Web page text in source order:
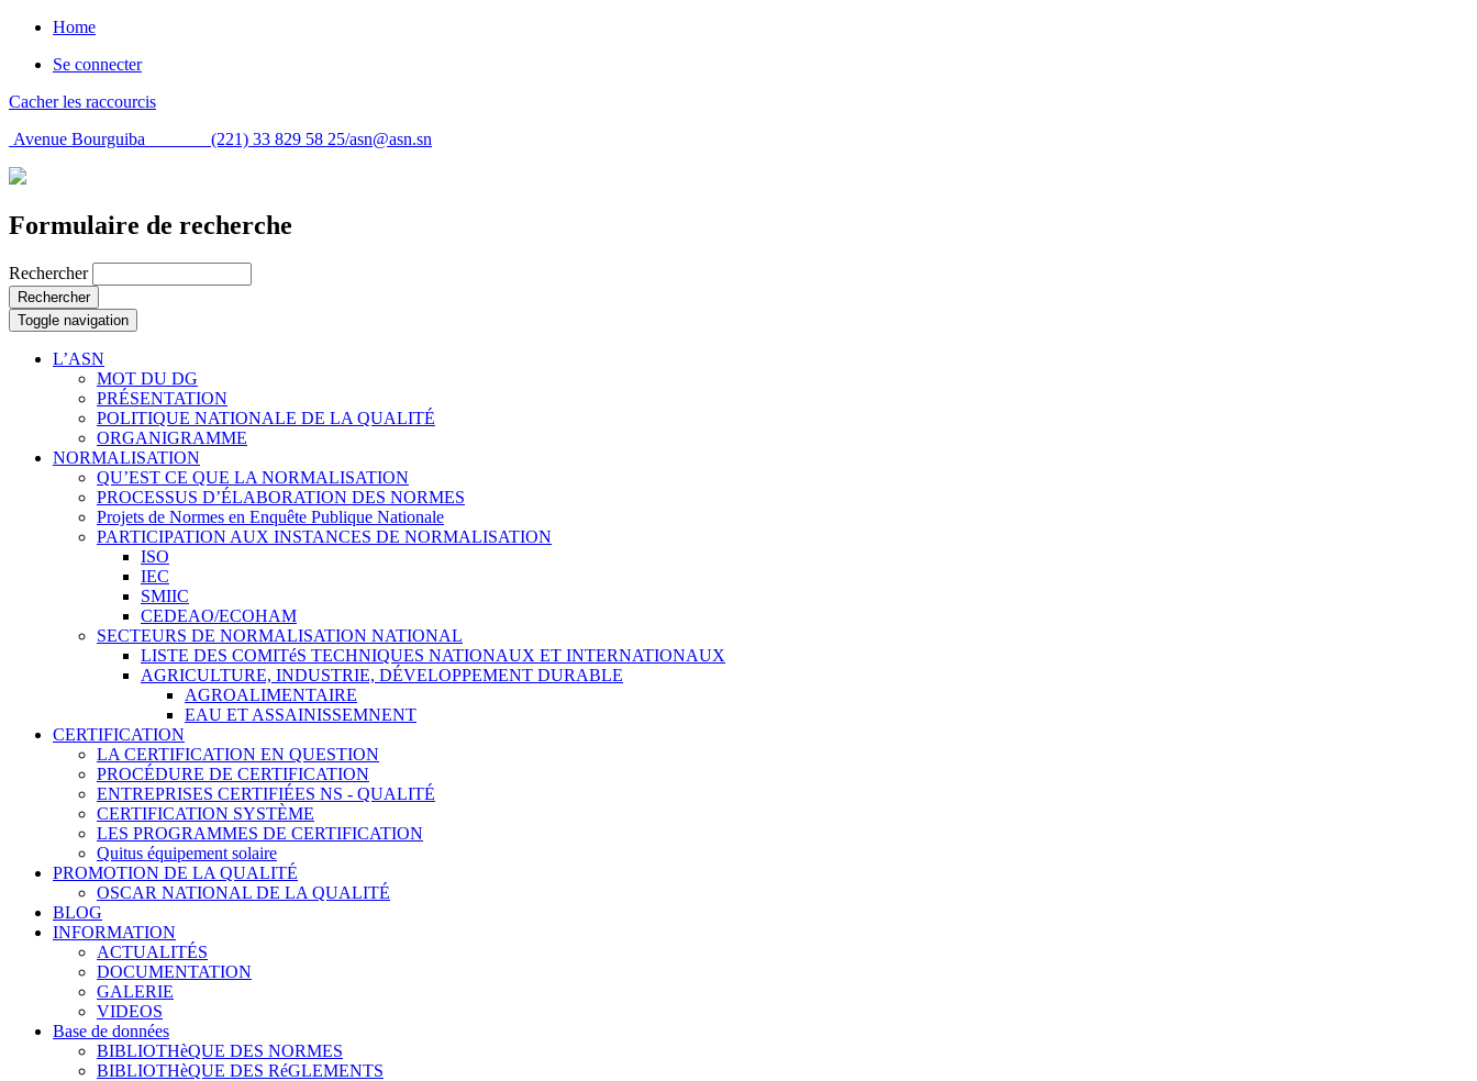
Home
Se connecter
Cacher les raccourcis
Avenue Bourguiba (221) 33 829 58 25/asn@asn.sn
Formulaire de recherche
Rechercher
Rechercher
Toggle navigation
L’ASN
MOT DU DG
PRÉSENTATION
POLITIQUE NATIONALE DE LA QUALITÉ
ORGANIGRAMME
NORMALISATION
QU’EST CE QUE LA NORMALISATION
PROCESSUS D’ÉLABORATION DES NORMES
Projets de Normes en Enquête Publique Nationale
PARTICIPATION AUX INSTANCES DE NORMALISATION
ISO
IEC
SMIIC
CEDEAO/ECOHAM
SECTEURS DE NORMALISATION NATIONAL
LISTE DES COMITéS TECHNIQUES NATIONAUX ET INTERNATIONAUX
AGRICULTURE, INDUSTRIE, DÉVELOPPEMENT DURABLE
AGROALIMENTAIRE
EAU ET ASSAINISSEMNENT
CERTIFICATION
LA CERTIFICATION EN QUESTION
PROCÉDURE DE CERTIFICATION
ENTREPRISES CERTIFIÉES NS - QUALITÉ
CERTIFICATION SYSTÈME
LES PROGRAMMES DE CERTIFICATION
Quitus équipement solaire
PROMOTION DE LA QUALITÉ
OSCAR NATIONAL DE LA QUALITÉ
BLOG
INFORMATION
ACTUALITÉS
DOCUMENTATION
GALERIE
VIDEOS
Base de données
BIBLIOTHèQUE DES NORMES
BIBLIOTHèQUE DES RéGLEMENTS